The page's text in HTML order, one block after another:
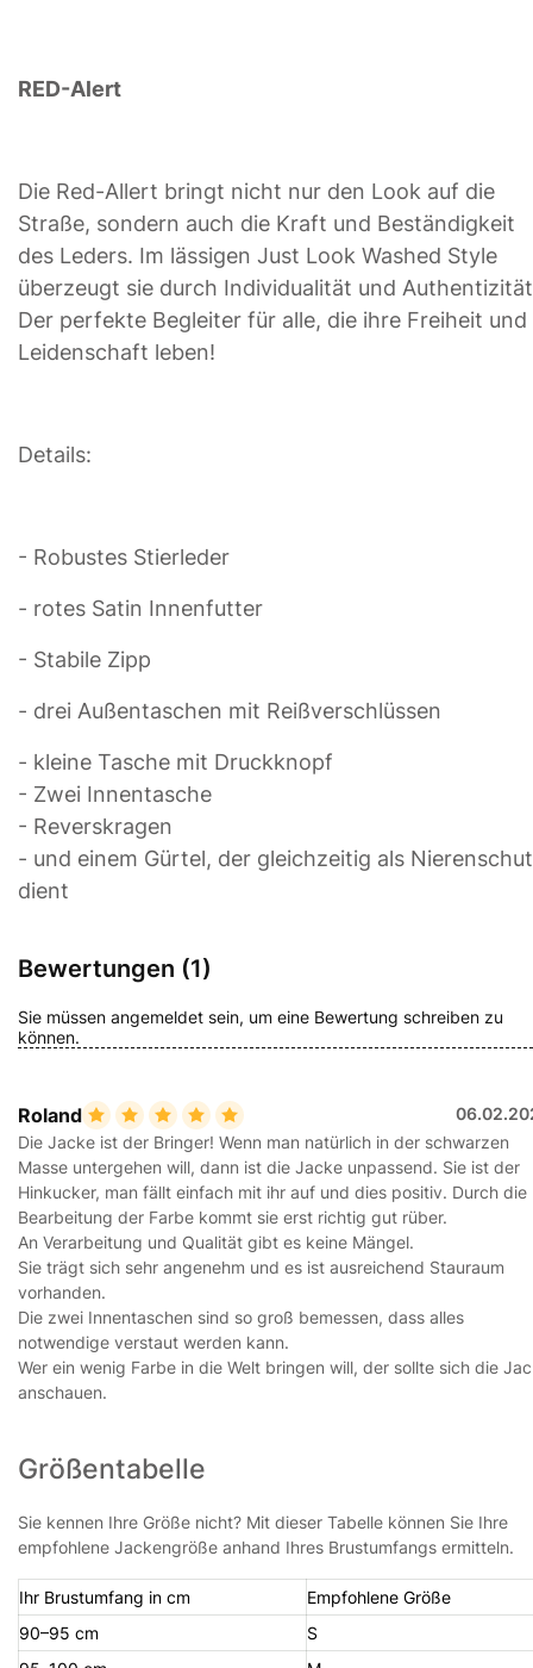
RED-Alert
Die Red-Allert bringt nicht nur den Look auf die
Straße, sondern auch die Kraft und Beständigkeit
des Leders. Im lässigen Just Look Washed Style
überzeugt sie durch Individualität und
Der perfekte Begleiter für alle, die ihre Freiheit und
Leidenschaft leben!
Details:
- Robustes Stierleder
- rotes Satin Innenfutter
- Stabile Zipp
- drei Außentaschen mit Reißverschlüssen
- kleine Tasche mit Druckknopf
- Zwei Innentasche
- Reverskragen
- und einem Gürtel, der gleichzeitig als
dient
Bewertungen (1)
Sie müssen angemeldet sein, um eine Bewertung schreiben zu
können.
Roland
Die Jacke ist der Bringer! Wenn man natürlich in der schwarzen
Masse untergehen will, dann ist die Jacke unpassend. Sie ist der
Hinkucker, man fällt einfach mit ihr auf und dies positiv. Durch die
Bearbeitung der Farbe kommt sie erst richtig gut rüber.
An Verarbeitung und Qualität gibt es keine Mängel.
Sie trägt sich sehr angenehm und es ist ausreichend Stauraum
vorhanden.
Die zwei Innentaschen sind so groß bemessen, dass alles
notwendige verstaut werden kann.
Wer ein wenig Farbe in die Welt bringen will, der sollte sich die
anschauen.
Größentabelle
Sie kennen Ihre Größe nicht? Mit dieser Tabelle können Sie Ihre
empfohlene Jackengröße anhand Ihres Brustumfangs ermitteln.
Ihr Brustumfang in cm
Empfohlene Größe
90–95 cm
S